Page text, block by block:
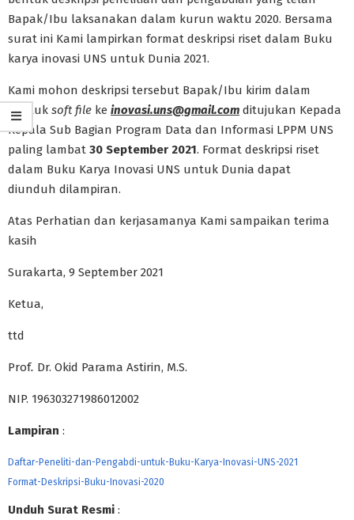
Bapak/Ibu laksanakan dalam kurun waktu 2020. Bersama
surat ini Kami lampirkan format deskripsi riset dalam Buku
karya inovasi UNS untuk Dunia 2021.
Kami mohon deskripsi tersebut Bapak/Ibu kirim dalam
bentuk soft file ke inovasi.uns@gmail.com ditujukan Kepada
Kepala Sub Bagian Program Data dan Informasi LPPM UNS
paling lambat 30 September 2021. Format deskripsi riset
dalam Buku Karya Inovasi UNS untuk Dunia dapat
diunduh dilampiran.
Atas Perhatian dan kerjasamanya Kami sampaikan terima
kasih
Surakarta, 9 September 2021
Ketua,
ttd
Prof. Dr. Okid Parama Astirin, M.S.
NIP. 196303271986012002
Lampiran :
Daftar-Peneliti-dan-Pengabdi-untuk-Buku-Karya-Inovasi-UNS-2021
Format-Deskripsi-Buku-Inovasi-2020
Unduh Surat Resmi :